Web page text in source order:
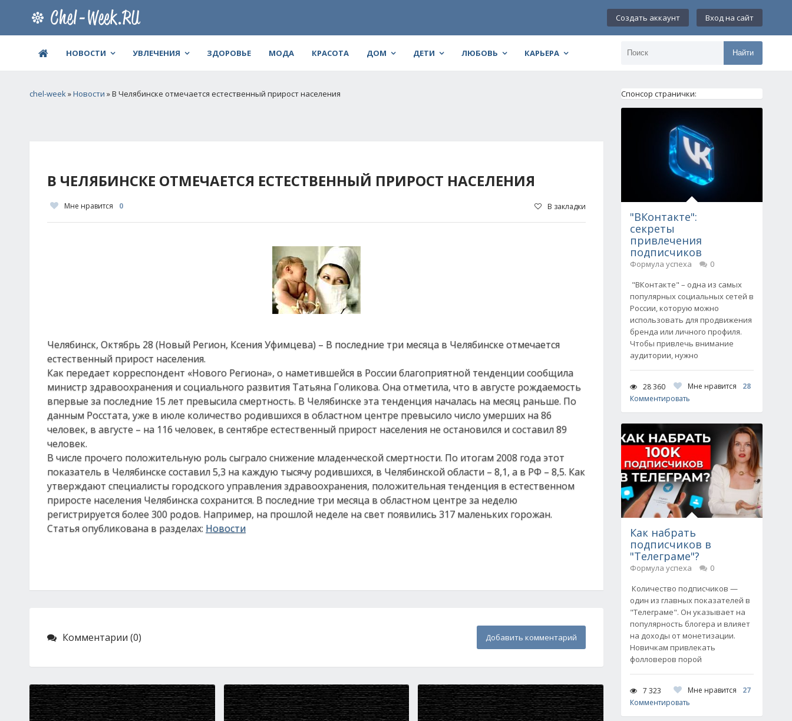
Создать аккаунт Вход на сайт
НОВОСТИ УВЛЕЧЕНИЯ ЗДОРОВЬЕ МОДА КРАСОТА ДОМ ДЕТИ ЛЮБОВЬ КАРЬЕРА Найти
chel-week»Новости » В Челябинске отмечается естественный прирост населения
В ЧЕЛЯБИНСКЕ ОТМЕЧАЕТСЯ ЕСТЕСТВЕННЫЙ ПРИРОСТ НАСЕЛЕНИЯ
Мне нравится 0 В закладки
Челябинск, Октябрь 28 (Новый Регион, Ксения Уфимцева) – В последние три месяца в Челябинске отмечается
естественный прирост населения.
Как передает корреспондент «Нового Региона», о наметившейся в России благоприятной тенденции сообщила
министр здравоохранения и социального развития Татьяна Голикова. Она отметила, что в августе рождаемость
впервые за последние 15 лет превысила смертность. В Челябинске эта тенденция началась на месяц раньше. По
данным Росстата, уже в июле количество родившихся в областном центре превысило число умерших на 86
человек, в августе – на 116 человек, в сентябре естественный прирост населения не остановился и составил 89
человек.
В числе прочего положительную роль сыграло снижение младенческой смертности. По итогам 2008 года этот
показатель в Челябинске составил 5,3 на каждую тысячу родившихся, в Челябинской области – 8,1, а в РФ – 8,5. Как
утверждают специалисты городского управления здравоохранения, положительная тенденция в естественном
приросте населения Челябинска сохранится. В последние три месяца в областном центре за неделю
регистрируется более 300 родов. Например, на прошлой неделе на свет появились 317 маленьких горожан.
Статья опубликована в разделах: Новости
Комментарии (0) Добавить комментарий
Спонсор странички:
"ВКонтакте":
секреты
привлечения
подписчиков
Формула успеха
0
"ВКонтакте" – одна из самых
популярных социальных сетей в
России, которую можно
использовать для продвижения
бренда или личного профиля.
Чтобы привлечь внимание
аудитории, нужно
28 360 Мне нравится
28
Комментировать
Как набрать
подписчиков в
"Телеграме"?
Формула успеха
0
Количество подписчиков —
один из главных показателей в
"Телеграме". Он указывает на
популярность блогера и влияет
на доходы от монетизации.
Новичкам привлекать
фолловеров порой
7 323 Мне нравится
27
Комментировать